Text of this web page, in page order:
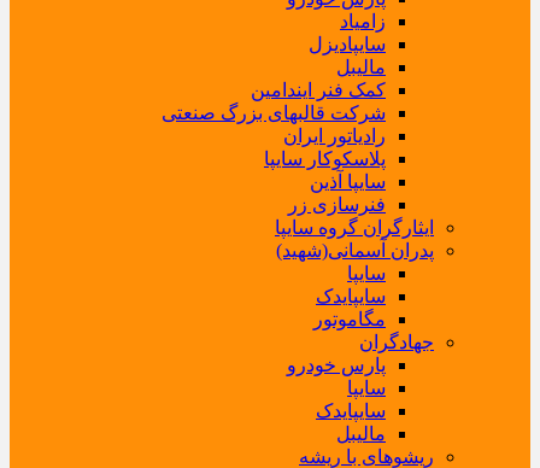
زامیاد
سایپادیزل
مالیبل
کمک فنر ایندامین
شرکت قالبهای بزرگ صنعتی
رادیاتور ایران
پلاسکوکار سایپا
سایپا آذین
فنرسازی زر
ایثارگران گروه سایپا
پدران آسمانی(شهید)
سایپا
سایپایدک
مگاموتور
جهادگران
پارس خودرو
سایپا
سایپایدک
مالیبل
ریشوهای با ریشه